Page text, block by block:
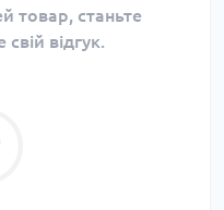
товар, станьте
відгук.